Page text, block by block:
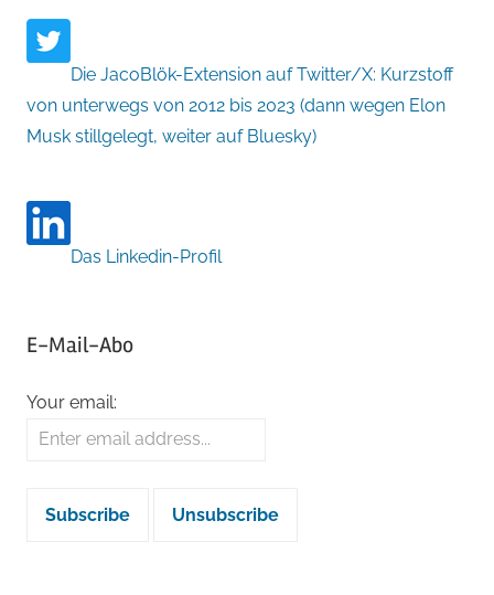
Die JacoBlök-Extension auf Twitter/X: Kurzstoff
von unterwegs von 2012 bis 2023 (dann wegen Elon
Musk stillgelegt, weiter auf Bluesky)
Das Linkedin-Profil
E-Mail-Abo
Your email: